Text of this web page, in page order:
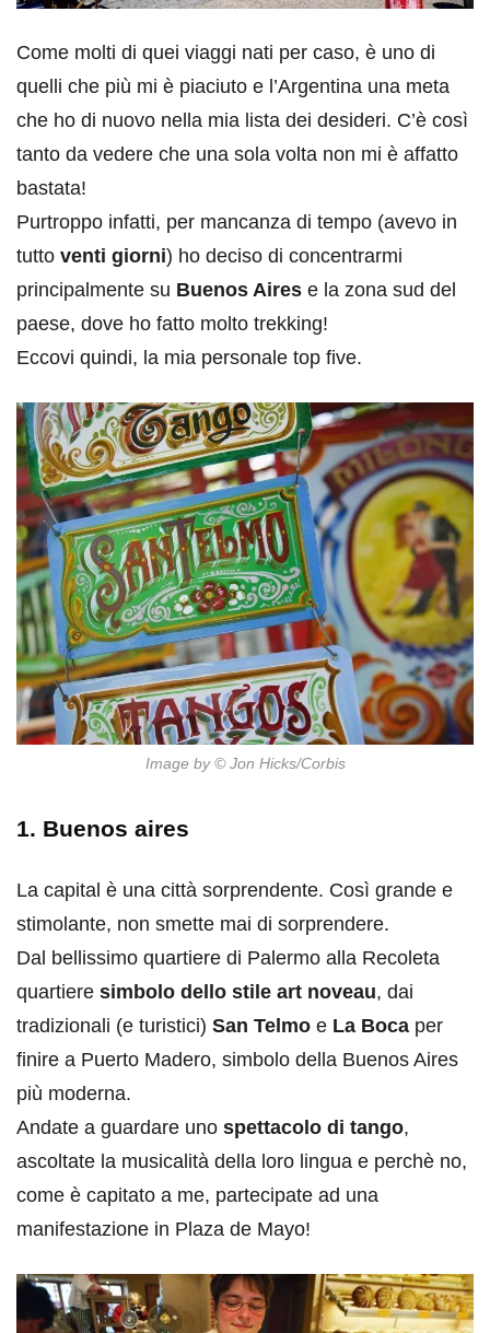
Come molti di quei viaggi nati per caso, è uno di
quelli che più mi è piaciuto e l’Argentina una meta
che ho di nuovo nella mia lista dei desideri. C’è così
tanto da vedere che una sola volta non mi è affatto
bastata!
Purtroppo infatti, per mancanza di tempo (avevo in
tutto venti giorni) ho deciso di concentrarmi
principalmente su Buenos Aires e la zona sud del
paese, dove ho fatto molto trekking!
Eccovi quindi, la mia personale top five.
Image by © Jon Hicks/Corbis
1. Buenos aires
La capital è una città sorprendente. Così grande e
stimolante, non smette mai di sorprendere.
Dal bellissimo quartiere di Palermo alla Recoleta
quartiere simbolo dello stile art noveau, dai
tradizionali (e turistici) San Telmo e La Boca per
finire a Puerto Madero, simbolo della Buenos Aires
più moderna.
Andate a guardare uno spettacolo di tango,
ascoltate la musicalità della loro lingua e perchè no,
come è capitato a me, partecipate ad una
manifestazione in Plaza de Mayo!